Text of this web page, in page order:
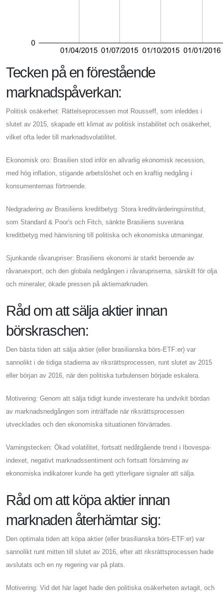
Tecken på en förestående
marknadspåverkan:
Politisk osäkerhet: Rättelseprocessen mot Rousseff, som inleddes i
slutet av 2015, skapade ett klimat av politisk instabilitet och osäkerhet,
vilket ofta leder till marknadsvolatilitet.
Ekonomisk oro: Brasilien stod inför en allvarlig ekonomisk recession,
med hög inflation, stigande arbetslöshet och en kraftig nedgång i
konsumenternas förtroende.
Nedgradering av Brasiliens kreditbetyg: Stora kreditvärderingsinstitut,
som Standard & Poor's och Fitch, sänkte Brasiliens suveräna
kreditbetyg med hänvisning till politiska och ekonomiska utmaningar.
Sjunkande råvarupriser: Brasiliens ekonomi är starkt beroende av
råvaruexport, och den globala nedgången i råvarupriserna, särskilt för olja
och mineraler, ökade pressen på aktiemarknaden.
Råd om att sälja aktier innan
börskraschen:
Den bästa tiden att sälja aktier (eller brasilianska börs-ETF:er) var
sannolikt i de tidiga stadierna av riksrättsprocessen, runt slutet av 2015
eller början av 2016, när den politiska turbulensen började eskalera.
Motivering: Genom att sälja tidigt kunde investerare ha undvikit bördan
av marknadsnedgången som inträffade när riksrättsprocessen
utvecklades och den ekonomiska situationen förvärrades.
Varningstecken: Ökad volatilitet, fortsatt nedåtgående trend i Ibovespa-
indexet, negativt marknadssentiment och fortsatt försämring av
ekonomiska indikatorer kunde ha gett ytterligare signaler att sälja.
Råd om att köpa aktier innan
marknaden återhämtar sig:
Den optimala tiden att köpa aktier (eller brasilianska börs-ETF:er) var
sannolikt runt mitten till slutet av 2016, efter att riksrättsprocessen hade
avslutats och en ny regering var på plats.
Motivering: Vid det här laget hade den politiska osäkerheten avtagit, och